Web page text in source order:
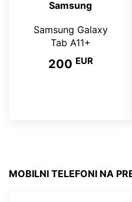
Samsung
Samsung Galaxy
Tab A11+
200 EUR
MOBILNI TELEFONI NA